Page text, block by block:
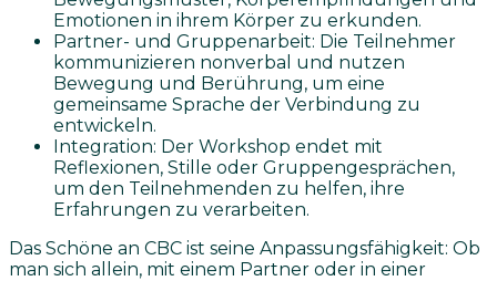
Emotionen in ihrem Körper zu erkunden.
Partner- und Gruppenarbeit: Die Teilnehmer
kommunizieren nonverbal und nutzen
Bewegung und Berührung, um eine
gemeinsame Sprache der Verbindung zu
entwickeln.
Integration: Der Workshop endet mit
Reflexionen, Stille oder Gruppengesprächen,
um den Teilnehmenden zu helfen, ihre
Erfahrungen zu verarbeiten.
Das Schöne an CBC ist seine Anpassungsfähigkeit: Ob
man sich allein, mit einem Partner oder in einer